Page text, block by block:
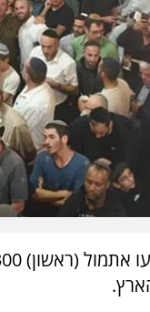
למערת המכפלה